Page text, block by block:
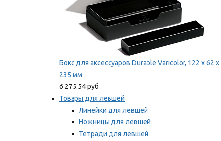
Бокс для аксессуаров Durable Varicolor, 122 x 62 x
235 мм
6 275.54 руб
Товары для левшей
Линейки для левшей
Ножницы для левшей
Тетради для левшей